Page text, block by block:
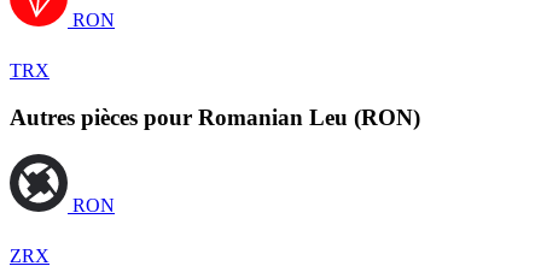
RON
TRX
Autres pièces pour Romanian Leu (RON)
RON
ZRX